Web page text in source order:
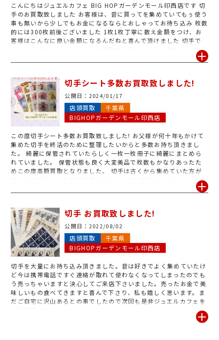
こんにちはジュエルカフェ BIG HOPガーデンモール印西店です 切
手のお買取致しました お客様は、昔に買ってを集めていてもぅ使う
事も無いから少しでもお金になるならとおしゃってお待ち込み 枚数
的には300枚前後ございました 1枚1枚丁寧に数え金額をつけ、お
客様はこんなに良い金額になるんだねと喜んで頂けました 切手で
は、バラはもちろんシートもお買取致します。また、使わないハガ
キ書き損じたハガキも1枚からお買取致しますので、ぜひお持ち込
切手シート多数お買取致しました!
公開日： 2024/01/17
店頭買取
千葉県
BIGHOPガーデンモール印西店
この度切手シート多数お買取致しました! お父様が何十年もかけて
集めた切手を終活のために整理したいからと多数お持ち頂きまし
た。 綺麗に保管されていたらしく一枚一枚冊子に綺麗にまとめら
れていました。 保管状態も良く大変美品で枚数もかなりあったた
めこの度高額買取となりました。 切手は古くから集めていた方が
多いためどうしても保存状態がよろしくない場合がございます… そ
うなってしまうとお買取ができなくなったりお買取金額が下がって
ンモール印西店へお越し下さいませ。スタッフ一同ご来店心よりお
待ちしております!切手 お買取致しました!
公開日： 2022/08/02
店頭買取
千葉県
BIGHOPガーデンモール印西店
切手を大量にお持ち込み頂きました。昔は好きでよく集めていたけ
ど今は携帯電話ですぐ連絡が取れて使わなくなってしまったのでも
う売っちゃいますと決心してご来店下さいました。売ったお金で美
味しいもの食べてきますと喜んで下さり、私も嬉しく思います。ま
だご自宅に沢山あるとの事でしたので次回も是非ジュエルカフェを